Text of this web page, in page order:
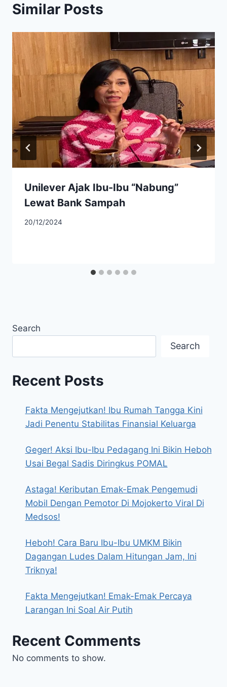
Similar Posts
Unilever Ajak Ibu-Ibu “Nabung”
Lewat Bank Sampah
20/12/2024
Search
Search
Recent Posts
Fakta Mengejutkan! Ibu Rumah Tangga Kini
Jadi Penentu Stabilitas Finansial Keluarga
Geger! Aksi Ibu-Ibu Pedagang Ini Bikin Heboh
Usai Begal Sadis Diringkus POMAL
Astaga! Keributan Emak-Emak Pengemudi
Mobil Dengan Pemotor Di Mojokerto Viral Di
Medsos!
Heboh! Cara Baru Ibu-Ibu UMKM Bikin
Dagangan Ludes Dalam Hitungan Jam, Ini
Triknya!
Fakta Mengejutkan! Emak-Emak Percaya
Larangan Ini Soal Air Putih
Recent Comments
No comments to show.